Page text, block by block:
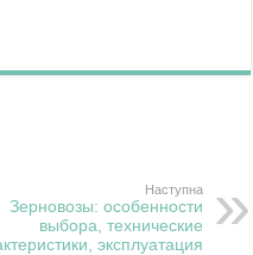
Наступна
Зерновозы: особенности
выбора, технические
эксплуатация